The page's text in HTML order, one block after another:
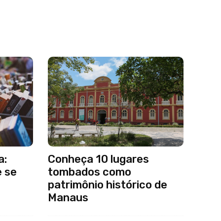
se
Conheça 10 lugares
tombados como
patrimônio histórico de
Manaus